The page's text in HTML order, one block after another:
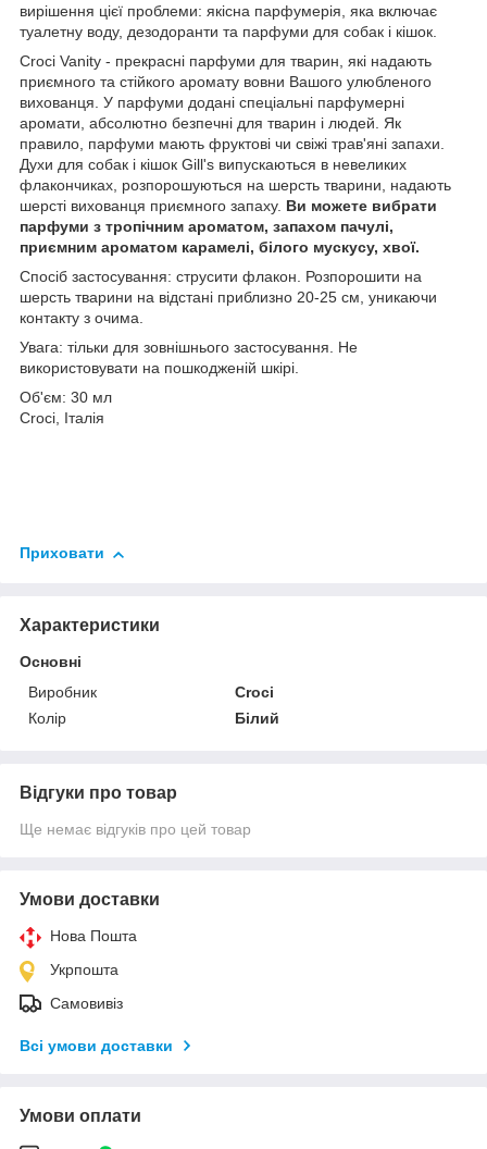
вирішення цієї проблеми: якісна парфумерія, яка включає
туалетну воду, дезодоранти та парфуми для собак і кішок.
Croci Vanity - прекрасні парфуми для тварин, які надають
приємного та стійкого аромату вовни Вашого улюбленого
вихованця. У парфуми додані спеціальні парфумерні
аромати, абсолютно безпечні для тварин і людей. Як
правило, парфуми мають фруктові чи свіжі трав'яні запахи.
Духи для собак і кішок Gill's випускаються в невеликих
флакончиках, розпорошуються на шерсть тварини, надають
шерсті вихованця приємного запаху. Ви можете вибрати
парфуми з тропічним ароматом, запахом пачулі,
приємним ароматом карамелі, білого мускусу, хвої.
Спосіб застосування: струсити флакон. Розпорошити на
шерсть тварини на відстані приблизно 20-25 см, уникаючи
контакту з очима.
Увага: тільки для зовнішнього застосування. Не
використовувати на пошкодженій шкірі.
Об'єм: 30 мл
Croci, Італія
Приховати
Характеристики
Основні
Виробник
Croci
Колір
Білий
Відгуки про товар
Ще немає відгуків про цей товар
Умови доставки
Нова Пошта
Укрпошта
Самовивіз
Всі умови доставки
Умови оплати